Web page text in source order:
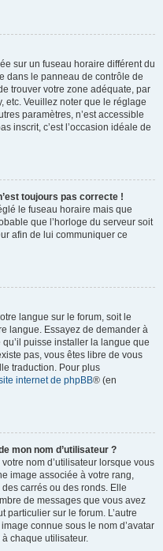
sur un fuseau horaire différent du
dans le panneau de contrôle de
trouver votre zone adéquate, par
etc. Veuillez noter que le réglage
paramètres, n’est accessible
inscrit, c’est l’occasion idéale de
toujours pas correcte !
le fuseau horaire mais que
que l’horloge du serveur soit
afin de lui communiquer ce
langue sur le forum, soit le
langue. Essayez de demander à
puisse installer la langue que
pas, vous êtes libre de vous
traduction. Pour plus
internet de phpBB® (en
mon nom d’utilisateur ?
nom d’utilisateur lorsque vous
image associée à votre rang,
carrés ou des ronds. Elle
de messages que vous avez
particulier sur le forum. L’autre
connue sous le nom d’avatar
chaque utilisateur.